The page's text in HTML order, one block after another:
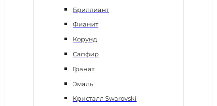
Бриллиант
Фианит
Корунд
Сапфир
Гранат
Эмаль
Кристалл Swarovski